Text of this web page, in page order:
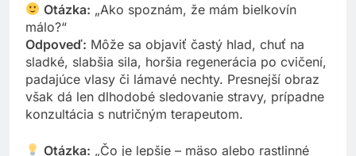
Otázka: „Ako spoznám, že mám bielkovín
málo?“
Odpoveď: Môže sa objaviť častý hlad, chuť na
sladké, slabšia sila, horšia regenerácia po cvičení,
padajúce vlasy či lámavé nechty. Presnejší obraz
však dá len dlhodobé sledovanie stravy, prípadne
konzultácia s nutričným terapeutom.
Otázka: „Čo je lepšie – mäso alebo rastlinné